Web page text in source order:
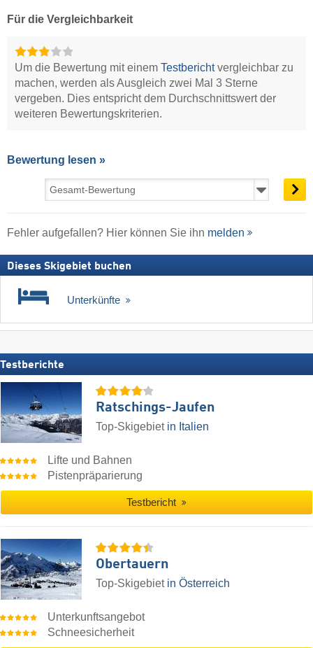
Für die Vergleichbarkeit
Um die Bewertung mit einemTestberichtvergleichbar zu
machen, werden als Ausgleich zwei Mal 3 Sterne
vergeben. Dies entspricht dem Durchschnittswert der
weiteren Bewertungskriterien.
Bewertung lesen »
Fehler aufgefallen? Hier können Sie ihn melden
Dieses Skigebiet buchen
Unterkünfte
Testberichte
Ratschings-Jaufen
Top-Skigebiet in Italien
Lifte und Bahnen
Pistenpräparierung
Testbericht
Obertauern
Top-Skigebiet in Österreich
Unterkunftsangebot
Schneesicherheit